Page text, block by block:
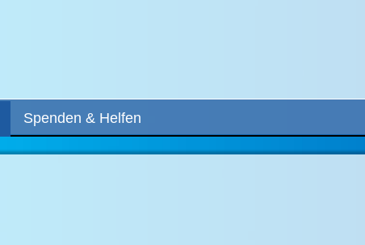
Spenden & Helfen